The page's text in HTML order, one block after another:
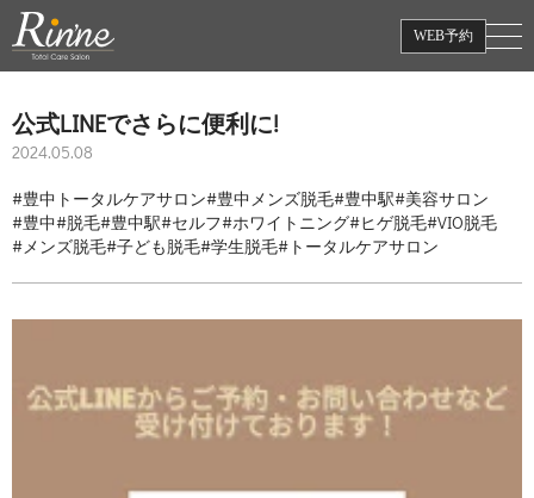
WEB予約
公式LINEでさらに便利に!
2024.05.08
#豊中トータルケアサロン#豊中メンズ脱毛#豊中駅#美容サロン
#豊中#脱毛#豊中駅#セルフ#ホワイトニング#ヒゲ脱毛#VIO脱毛
#メンズ脱毛#子ども脱毛#学生脱毛#トータルケアサロン